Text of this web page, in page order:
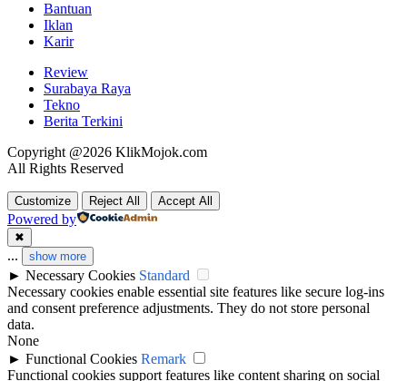
Bantuan
Iklan
Karir
Review
Surabaya Raya
Tekno
Berita Terkini
Copyright @2026 KlikMojok.com
All Rights Reserved
Customize Reject All Accept All
Powered by
✖
... show more
► Necessary Cookies Standard
Necessary cookies enable essential site features like secure log-ins
and consent preference adjustments. They do not store personal
data.
None
► Functional Cookies Remark
Functional cookies support features like content sharing on social